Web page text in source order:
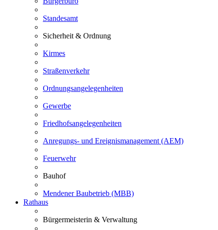
Standesamt
Sicherheit & Ordnung
Kirmes
Straßenverkehr
Ordnungsangelegenheiten
Gewerbe
Friedhofsangelegenheiten
Anregungs- und Ereignismanagement (AEM)
Feuerwehr
Bauhof
Mendener Baubetrieb (MBB)
Rathaus
Bürgermeisterin & Verwaltung